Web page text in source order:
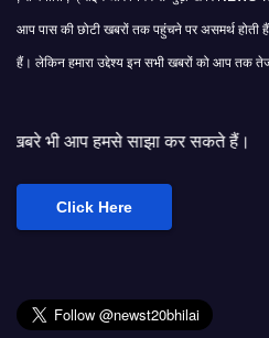
आप पास की छोटी खबरों तक पहुंचने पर असमर्थ
हैं। लेकिन हमारा उद्देश्य इन सभी खबरों को आप तक
कर सकते हैं।
Click Here